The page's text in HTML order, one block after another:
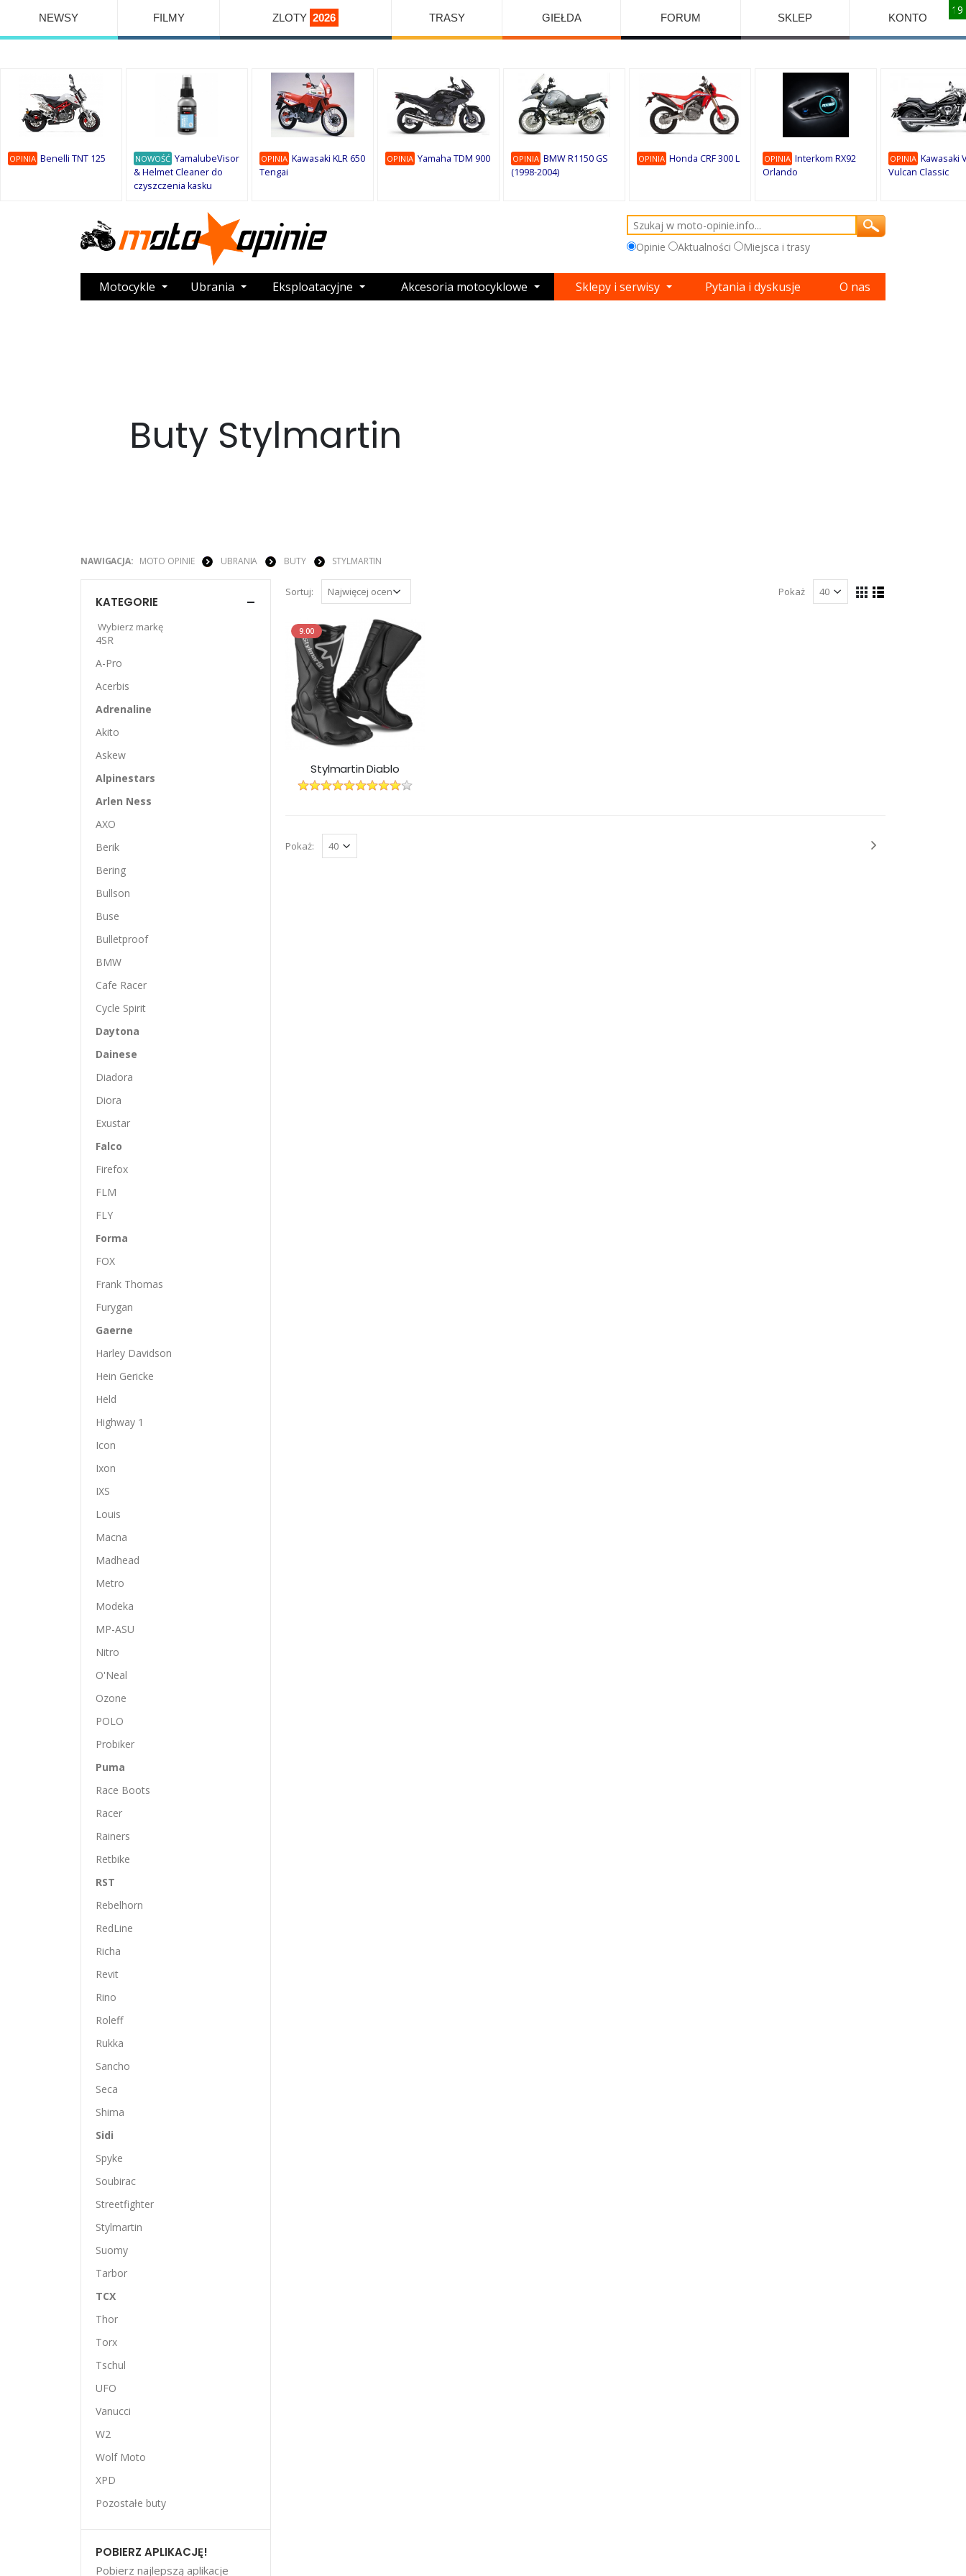
NEWSY FILMY ZLOTY 2026 TRASY GIEŁDA FORUM SKLEP KONTO
10
OPINIA Benelli TNT 125 NOWOŚĆ YamalubeVisor
& Helmet Cleaner do
czyszczenia kasku
10
OPINIA Kawasaki KLR 650
Tengai
8
OPINIA Yamaha TDM 900
7
OPINIA BMW R1150 GS
(1998-2004)
1
OPINIA Honda CRF 300 L
9
OPINIA Interkom RX92
Orlando
10
OPINIA Kawasaki
Vulcan Classic
10
9
9
Opinie Aktualności Miejsca i trasy
Motocykle Ubrania Eksploatacyjne Akcesoria motocyklowe Sklepy i serwisy Pytania i dyskusje O nas
Buty Stylmartin
NAWIGACJA: MOTO OPINIE UBRANIA BUTY STYLMARTIN
Sortuj: Pokaż
9.00
Stylmartin Diablo
Pokaż:
KATEGORIE
Wybierz markę
4SR
A-Pro
Acerbis
Adrenaline
Akito
Askew
Alpinestars
Arlen Ness
AXO
Berik
Bering
Bullson
Buse
Bulletproof
BMW
Cafe Racer
Cycle Spirit
Daytona
Dainese
Diadora
Diora
Exustar
Falco
Firefox
FLM
FLY
Forma
FOX
Frank Thomas
Furygan
Gaerne
Harley Davidson
Hein Gericke
Held
Highway 1
Icon
Ixon
IXS
Louis
Macna
Madhead
Metro
Modeka
MP-ASU
Nitro
O'Neal
Ozone
POLO
Probiker
Puma
Race Boots
Racer
Rainers
Retbike
RST
Rebelhorn
RedLine
Richa
Revit
Rino
Roleff
Rukka
Sancho
Seca
Shima
Sidi
Spyke
Soubirac
Streetfighter
Stylmartin
Suomy
Tarbor
TCX
Thor
Torx
Tschul
UFO
Vanucci
W2
Wolf Moto
XPD
Pozostałe buty
POBIERZ APLIKACJĘ!
Pobierz najlepszą aplikacje